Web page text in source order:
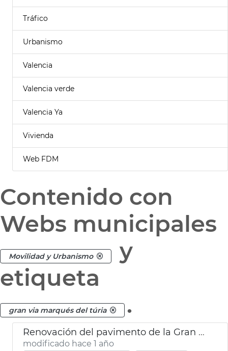
Tráfico
Urbanismo
Valencia
Valencia verde
Valencia Ya
Vivienda
Web FDM
Contenido con
Webs municipales
Movilidad y Urbanismo
y
etiqueta
gran via marqués del túria .
Renovación del pavimento de la Gran Via Marqués del Túria de València
modificado hace 1 año